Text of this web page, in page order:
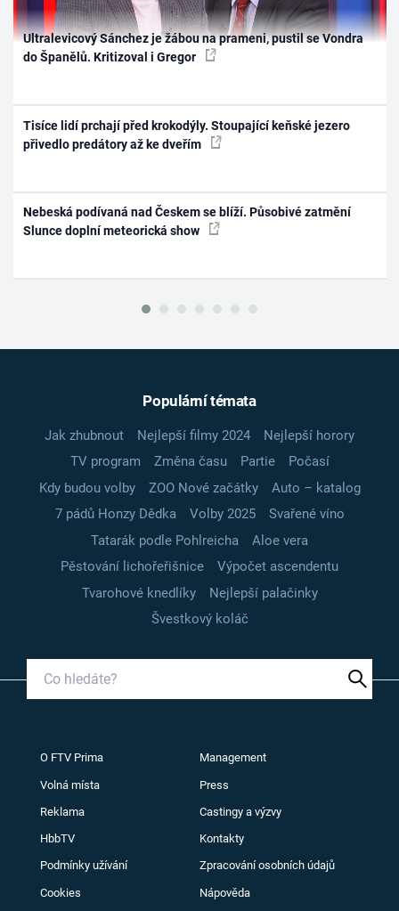
Ultralevicový Sánchez je žábou na prameni, pustil se Vondra
do Španělů. Kritizoval i Gregor
Tisíce lidí prchají před krokodýly. Stoupající keňské jezero
přivedlo predátory až ke dveřím
Nebeská podívaná nad Českem se blíží. Působivé zatmění
Slunce doplní meteorická show
Populární témata
Jak zhubnout Nejlepší filmy 2024
Nejlepší horory
TV program
Změna času Partie
Počasí
Kdy budou volby
ZOO Nové začátky
Auto – katalog
7 pádů Honzy Dědka
Volby 2025
Svařené víno
Tatarák podle Pohlreicha
Aloe vera
Pěstování lichořeřišnice
Výpočet ascendentu
Tvarohové knedlíky
Nejlepší palačinky
Švestkový koláč
O FTV Prima Management
Volná místa Press
Reklama Castingy a výzvy
HbbTV Kontakty
Podmínky užívání Zpracování osobních údajů
Cookies Nápověda